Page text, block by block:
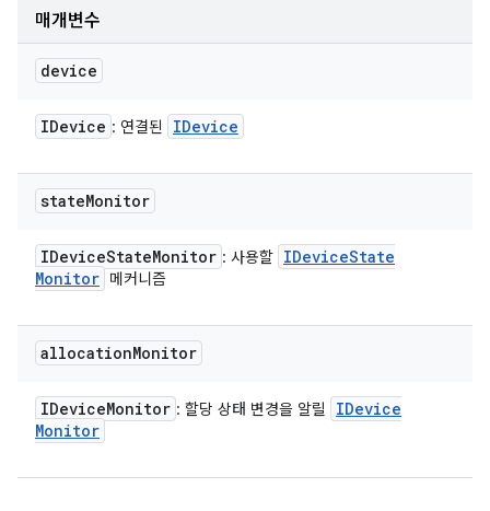
매개변수
device
IDevice : 연결된 IDevice
stateMonitor
IDeviceStateMonitor : 사용할 IDeviceState
Monitor 메커니즘
allocationMonitor
IDeviceMonitor : 할당 상태 변경을 알릴
IDevice
Monitor